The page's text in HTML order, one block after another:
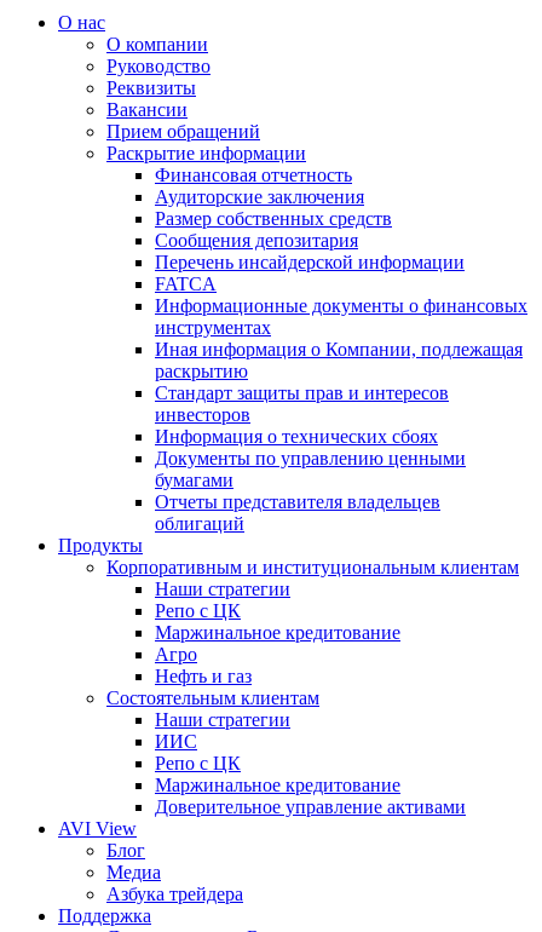
О нас
О компании
Руководство
Реквизиты
Вакансии
Прием обращений
Раскрытие информации
Финансовая отчетность
Аудиторские заключения
Размер собственных средств
Сообщения депозитария
Перечень инсайдерской информации
FATCA
Информационные документы о финансовых
инструментах
Иная информация о Компании, подлежащая
раскрытию
Стандарт защиты прав и интересов
инвесторов
Информация о технических сбоях
Документы по управлению ценными
бумагами
Отчеты представителя владельцев
облигаций
Продукты
Корпоративным и институциональным клиентам
Наши стратегии
Репо с ЦК
Маржинальное кредитование
Агро
Нефть и газ
Состоятельным клиентам
Наши стратегии
ИИС
Репо с ЦК
Маржинальное кредитование
Доверительное управление активами
AVI View
Блог
Медиа
Азбука трейдера
Поддержка